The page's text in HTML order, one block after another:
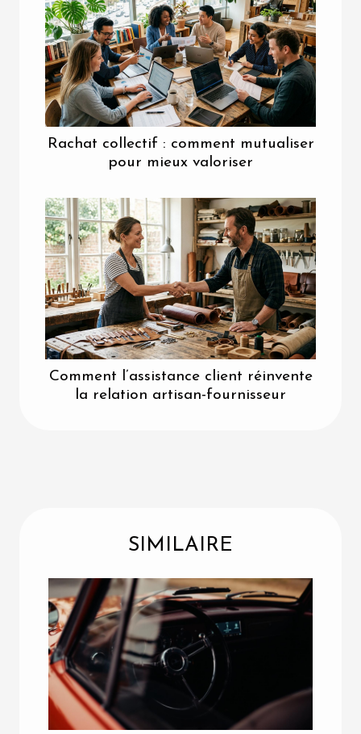
Rachat collectif : comment mutualiser
pour mieux valoriser
Comment l’assistance client réinvente
la relation artisan-fournisseur
SIMILAIRE